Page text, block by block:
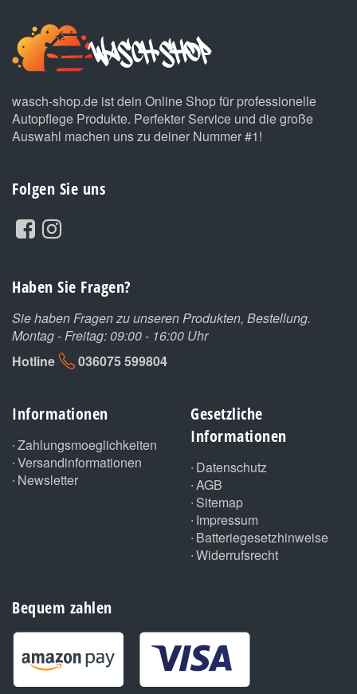
wasch-shop.de ist dein Online Shop für professionelle
Autopflege Produkte. Perfekter Service und die große
Auswahl machen uns zu deiner Nummer #1!
Folgen Sie uns
Haben Sie Fragen?
Sie haben Fragen zu unseren Produkten, Bestellung.
Montag - Freitag: 09:00 - 16:00 Uhr
Hotline
036075 599804
Informationen
Zahlungsmoeglichkeiten
Versandinformationen
Newsletter
Gesetzliche
Informationen
Datenschutz
AGB
Sitemap
Impressum
Batteriegesetzhinweise
Widerrufsrecht
Bequem zahlen